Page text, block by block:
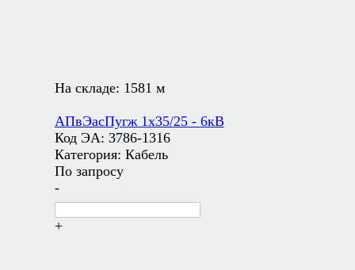
На складе: 1581 м
АПвЭасПугж 1х35/25 - 6кВ
Код ЭА: 3786-1316
Категория: Кабель
По запросу
-
+